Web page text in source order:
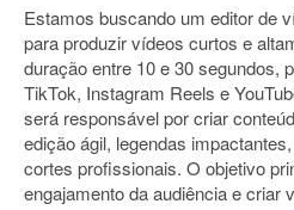
Estamos buscando um editor de
para produzir vídeos curtos e
duração entre 10 e 30 segundos,
TikTok, Instagram Reels e
será responsável por criar
edição ágil, legendas
cortes profissionais. O objetivo
engajamento da audiência e criar